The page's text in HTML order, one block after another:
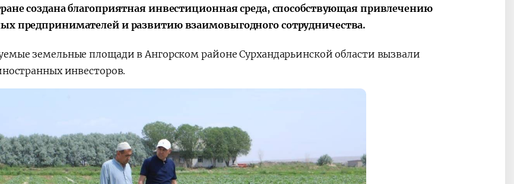
создана благоприятная инвестиционная среда, способствующая привлечению
предпринимателей и развитию взаимовыгодного сотрудничества.
земельные площади в Ангорском районе Сурхандарьинской области вызвали
инвесторов.